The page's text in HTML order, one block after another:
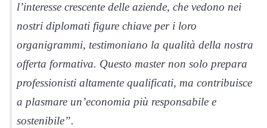
l’interesse crescente delle aziende, che vedono nei
nostri diplomati figure chiave per i loro
organigrammi, testimoniano la qualità della nostra
offerta formativa. Questo master non solo prepara
professionisti altamente qualificati, ma contribuisce
a plasmare un’economia più responsabile e
sostenibile”.